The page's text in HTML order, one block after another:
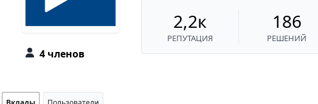
4 членов
2,2к
РЕПУТАЦИЯ
186
РЕШЕНИЙ